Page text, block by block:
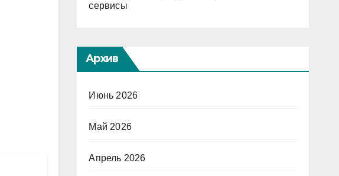
сервисы
Архив
Июнь 2026
Май 2026
Апрель 2026